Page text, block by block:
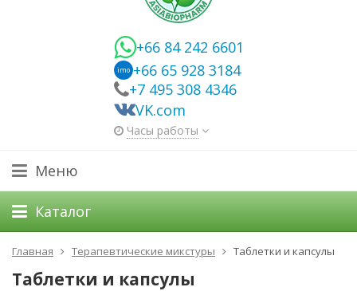
+66 84 242 6601
imo +66 65 928 3184
+7 495 308 4346
VK.com
Часы работы
Меню
Каталог
Главная Терапевтические микстуры Таблетки и капсулы
Таблетки и капсулы